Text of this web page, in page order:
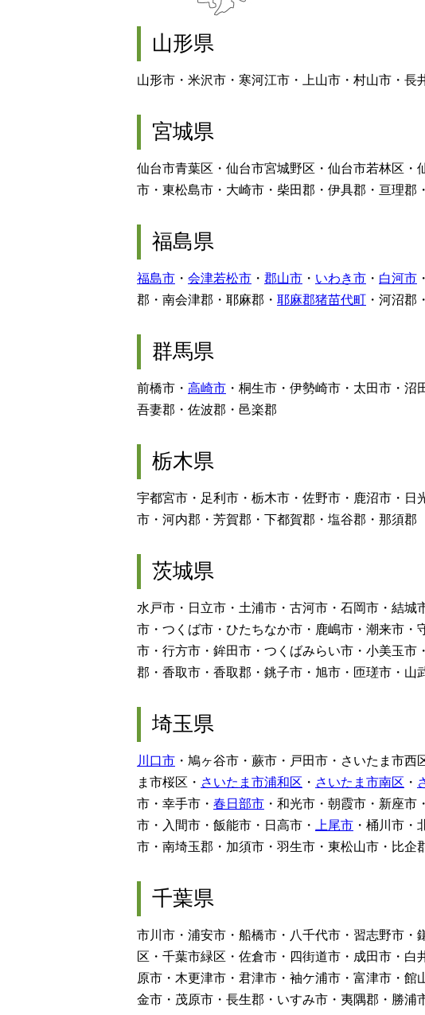
山形県
山形市・米沢市・寒河江市・上山市・村山市・
宮城県
仙台市青葉区・仙台市宮城野区・仙台市若林区
市・東松島市・大崎市・柴田郡・伊具郡・亘理郡
福島県
福島市 ・ 会津若松市 ・ 郡山市 ・ いわき市 ・ 白河市 ・
郡・南会津郡・耶麻郡・ 耶麻郡猪苗代町 ・河沼郡
群馬県
前橋市・ 高崎市 ・桐生市・伊勢崎市・太田市・
吾妻郡・佐波郡・邑楽郡
栃木県
宇都宮市・足利市・栃木市・佐野市・鹿沼市・
市・河内郡・芳賀郡・下都賀郡・塩谷郡・那須郡
茨城県
水戸市・日立市・土浦市・古河市・石岡市・結
市・つくば市・ひたちなか市・鹿嶋市・潮来市
市・行方市・鉾田市・つくばみらい市・小美玉
郡・香取市・香取郡・銚子市・旭市・匝瑳市・
埼玉県
川口市 ・鳩ヶ谷市・蕨市・戸田市・さいたま市西
ま市桜区・ さいたま市浦和区 ・ さいたま市南区 ・
市・幸手市・ 春日部市 ・和光市・朝霞市・新座市
市・入間市・飯能市・日高市・
上尾市 ・桶川市
市・南埼玉郡・加須市・羽生市・東松山市・比企
千葉県
市川市・浦安市・船橋市・八千代市・習志野市
区・千葉市緑区・佐倉市・四街道市・成田市・
原市・木更津市・君津市・袖ケ浦市・富津市・
金市・茂原市・長生郡・いすみ市・夷隅郡・勝浦